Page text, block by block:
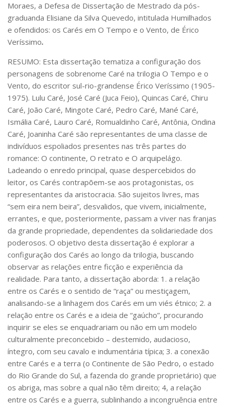
Pós-Doutorado
Pesquisador Colaborador
Pré-Iniciação Científica
Pró-Reitoria de Pesquisa e Inovação
LABIEB
Extensão
Cursos
Criação de Curso
Isenção
Comissões
CaC
CD
CDH
CEQUALI
CRInt
CSA
Acadêmico
Serviço de Apoio ao Ensino
Concurso Docente
Representação Discente
Moraes, a Defesa de Dissertação de Mestrado da pós-
graduanda Elisiane da Silva Quevedo, intitulada Humilhados
e ofendidos: os Carés em O Tempo e o Vento, de Érico
Veríssimo.
RESUMO: Esta dissertação tematiza a configuração dos
personagens de sobrenome Caré na trilogia O Tempo e o
Vento, do escritor sul-rio-grandense Érico Veríssimo (1905-
1975). Lulu Caré, José Caré (Juca Feio), Quincas Caré, Chiru
Caré, João Caré, Mingote Caré, Pedro Caré, Mané Caré,
Ismália Caré, Lauro Caré, Romualdinho Caré, Antônia, Ondina
Caré, Joaninha Caré são representantes de uma classe de
indivíduos espoliados presentes nas três partes do
romance: O continente, O retrato e O arquipelágo.
Ladeando o enredo principal, quase despercebidos do
leitor, os Carés contrapõem-se aos protagonistas, os
representantes da aristocracia. São sujeitos livres, mas
“sem eira nem beira”, desvalidos, que vivem, inicialmente,
errantes, e que, posteriormente, passam a viver nas franjas
da grande propriedade, dependentes da solidariedade dos
poderosos. O objetivo desta dissertação é explorar a
configuração dos Carés ao longo da trilogia, buscando
observar as relações entre ficção e experiência da
realidade. Para tanto, a dissertação aborda: 1. a relação
entre os Carés e o sentido de “raça” ou mestiçagem,
analisando-se a linhagem dos Carés em um viés étnico; 2. a
relação entre os Carés e a ideia de “gaúcho”, procurando
inquirir se eles se enquadrariam ou não em um modelo
culturalmente preconcebido – destemido, audacioso,
íntegro, com seu cavalo e indumentária típica; 3. a conexão
entre Carés e a terra (o Continente de São Pedro, o estado
do Rio Grande do Sul, a fazenda do grande proprietário) que
os abriga, mas sobre a qual não têm direito; 4, a relação
entre os Carés e a guerra, sublinhando a incongruência entre